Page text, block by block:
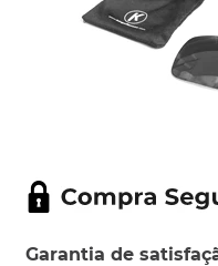
Garantia de